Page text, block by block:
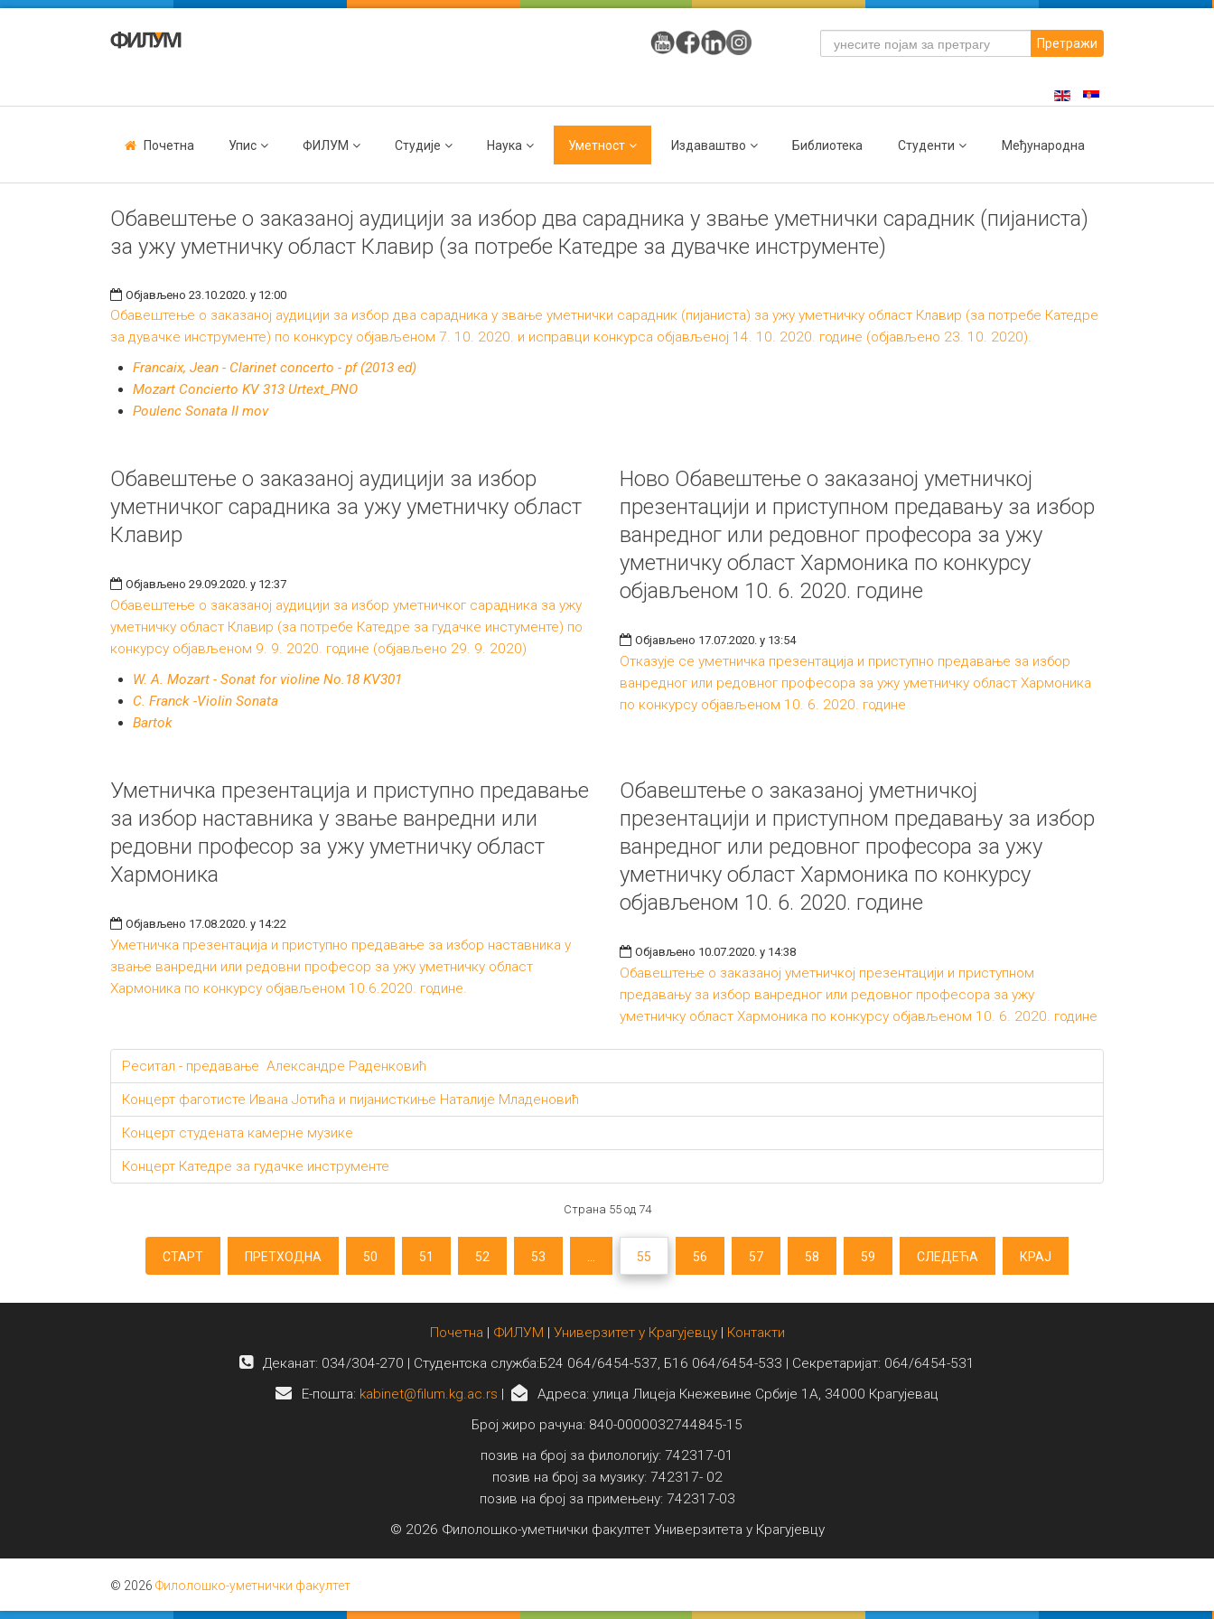
Претражи
Почетна Упис ФИЛУМ Студије Наука Уметност Издаваштво Библиотека Студенти Међународна
Обавештење о заказаној аудицији за избор два сарадника у звање уметнички сарадник (пијаниста)
за ужу уметничку област Клавир (за потребе Катедре за дувачке инструменте)
Објављено 23.10.2020. у 12:00
Обавештење о заказаној аудицији за избор два сарадника у звање уметнички сарадник (пијаниста) за ужу уметничку област Клавир (за потребе Катедре
за дувачке инструменте) по конкурсу објављеном 7. 10. 2020. и исправци конкурса објављеној 14. 10. 2020. године (објављено 23. 10. 2020).
Francaix, Jean - Clarinet concerto - pf (2013 ed)
Mozart Concierto KV 313 Urtext_PNO
Poulenc Sonata II mov
Обавештење о заказаној аудицији за избор
уметничког сарадника за ужу уметничку област
Клавир
Објављено 29.09.2020. у 12:37
Обавештење о заказаној аудицији за избор уметничког сарадника за ужу
уметничку област Клавир (за потребе Катедре за гудачке инстументе) по
конкурсу објављеном 9. 9. 2020. године (објављено 29. 9. 2020)
W. A. Mozart - Sonat for violine No.18 KV301
C. Franck -Violin Sonata
Bartok
Ново Обавештење о заказаној уметничкој
презентацији и приступном предавању за избор
ванредног или редовног професора за ужу
уметничку област Хармоника по конкурсу
објављеном 10. 6. 2020. године
Објављено 17.07.2020. у 13:54
Отказује се уметничка презентација и приступно предавање за избор
ванредног или редовног професора за ужу уметничку област Хармоника
по конкурсу објављеном 10. 6. 2020. године
Уметничка презентација и приступно предавање
за избор наставника у звање ванредни или
редовни професор за ужу уметничку област
Хармоника
Објављено 17.08.2020. у 14:22
Уметничка презентација и приступно предавање за избор наставника у
звање ванредни или редовни професор за ужу уметничку област
Хармоника по конкурсу објављеном 10.6.2020. године.
Обавештење о заказаној уметничкој
презентацији и приступном предавању за избор
ванредног или редовног професора за ужу
уметничку област Хармоника по конкурсу
објављеном 10. 6. 2020. године
Објављено 10.07.2020. у 14:38
Обавештење о заказаној уметничкој презентацији и приступном
предавању за избор ванредног или редовног професора за ужу
уметничку област Хармоника по конкурсу објављеном 10. 6. 2020. године
Реситал - предавање Александре Раденковић
Концерт фаготисте Ивана Јотића и пијанисткиње Наталије Младеновић
Концерт студената камерне музике
Концерт Катедре за гудачке инструменте
Страна 55 од 74
СТАРТ ПРЕТХОДНА 50 51 52 53 55 56 57 58 59 СЛЕДЕЋА КРАЈ
Почетна | ФИЛУМ | Универзитет у Крагујевцу| Контакти
Деканат: 034/304-270 | Студентска служба:Б24 064/6454-537, Б16 064/6454-533 | Секретаријат: 064/6454-531
E-пошта: kabinet@filum.kg.ac.rs |
Адреса: улица Лицеја Кнежевине Србије 1А, 34000 Крагујевац
Број жиро рачуна: 840-0000032744845-15
позив на број за филологију: 742317-01
позив на број за музику: 742317- 02
позив на број за примењену: 742317-03
© 2026 Филолошко-уметнички факултет Универзитета у Крагујевцу
© 2026 Филолошко-уметнички факултет